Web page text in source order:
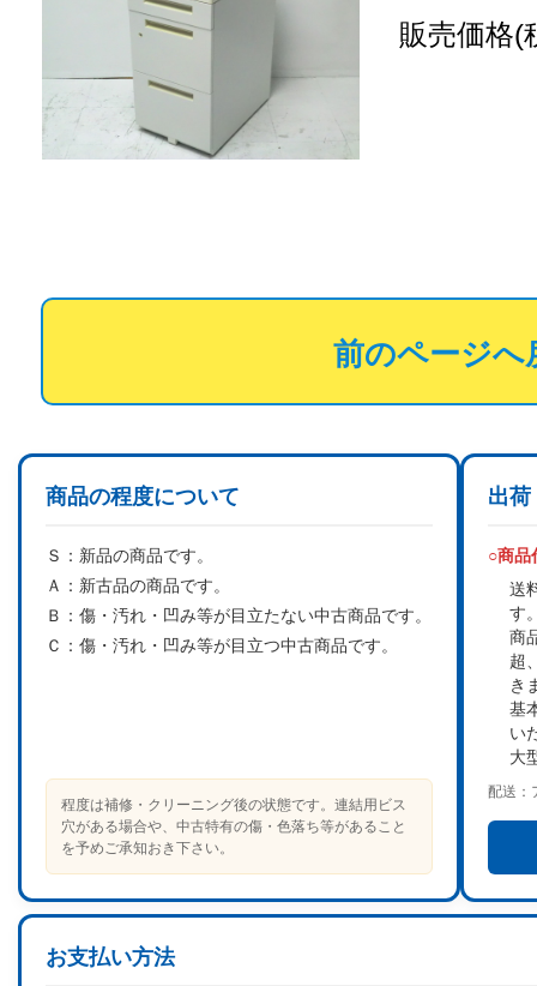
販売価格(
前のページへ
商品の程度について
Ｓ： 新品の商品です。
Ａ： 新古品の商品です。
Ｂ： 傷・汚れ・凹み等が目立たない中古商品です。
Ｃ： 傷・汚れ・凹み等が目立つ中古商品です。
程度は補修・クリーニング後の状態です。連結用ビス
穴がある場合や、中古特有の傷・色落ち等があること
を予めご承知おき下さい。
出荷
○商品
送
す
商
超
き
基
い
大
配送：
お支払い方法